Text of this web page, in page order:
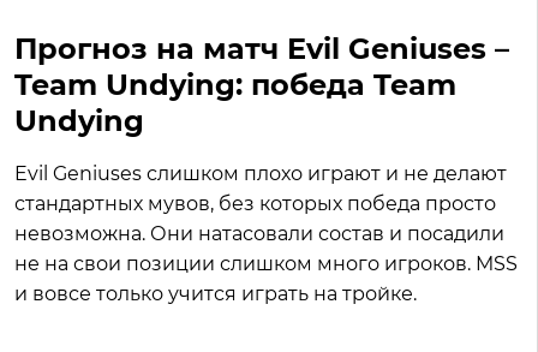
Прогноз на матч Evil Geniuses –
Team Undying: победа Team
Undying
Evil Geniuses слишком плохо играют и не делают
стандартных мувов, без которых победа просто
невозможна. Они натасовали состав и посадили
не на свои позиции слишком много игроков. MSS
и вовсе только учится играть на тройке.